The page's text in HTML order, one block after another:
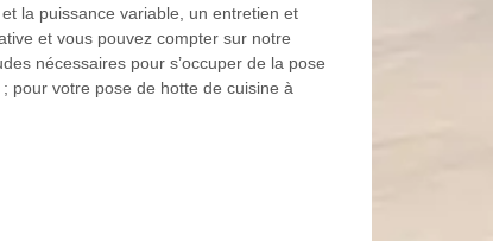
la puissance variable, un entretien et
et vous pouvez compter sur notre
nécessaires pour s’occuper de la pose
pour votre pose de hotte de cuisine à